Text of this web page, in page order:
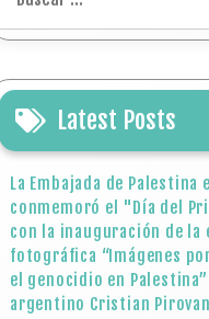
Latest Posts
La Embajada de Palestina
conmemoró el "Día del
con la inauguración de la
fotográfica “Imágenes
el genocidio en
argentino Cristian